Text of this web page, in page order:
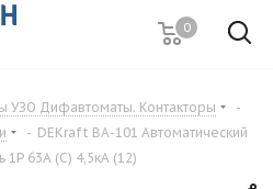
0
УЗО Дифавтоматы. Контакторы
-
- DEKraft ВА-101 Автоматический
1Р 63А (C) 4,5кА (12)